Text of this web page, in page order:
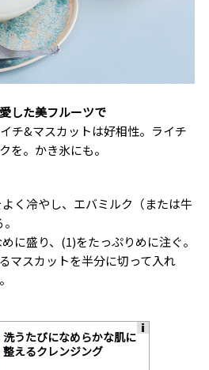
した美フルーツで
チ&マスカットは好相性。ライチ
を。かき氷にも。
く冷やし、エバミルク（または牛
に盛り、(1)をたっぷりめに注ぐ。
マスカットを半分に切って入れ
洗うたびになめらかな肌に
整えるクレンジング